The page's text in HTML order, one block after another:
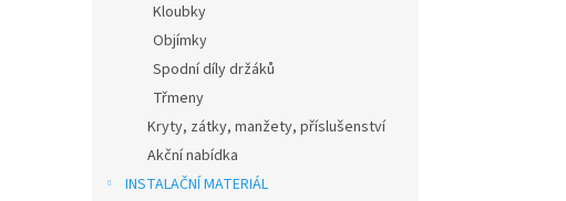
Kloubky
Objímky
Spodní díly držáků
Třmeny
Kryty, zátky, manžety, příslušenství
Akční nabídka
INSTALAČNÍ MATERIÁL